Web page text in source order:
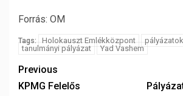
Forrás: OM
Tags: Holokauszt Emlékközpont
tanulmányi pályázat
Yad Vashem
Previous
KPMG Felelős